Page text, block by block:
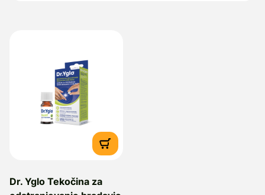
Dr. Yglo Tekočina za